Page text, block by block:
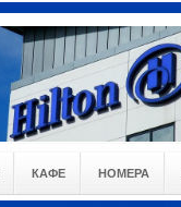
КАФЕ НОМЕРА